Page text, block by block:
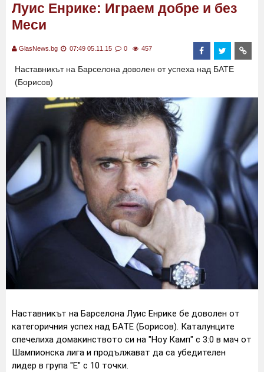
Луис Енрике: Играем добре и без
Меси
GlasNews.bg 07:49 05.11.15 0 457
Наставникът на Барселона доволен от успеха над БАТЕ
(Борисов)
Наставникът на Барселона Луис Енрике бе доволен от
категоричния успех над БАТЕ (Борисов). Каталунците
спечелиха домакинството си на "Ноу Камп" с 3:0 в мач от
Шампионска лига и продължават да сa убедителен
лидер в група "Е" с 10 точки.